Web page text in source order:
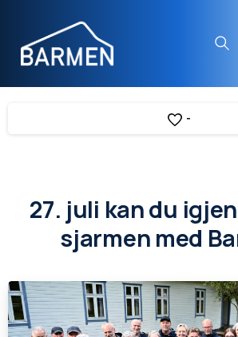
-
27. juli kan du
sjarmen med